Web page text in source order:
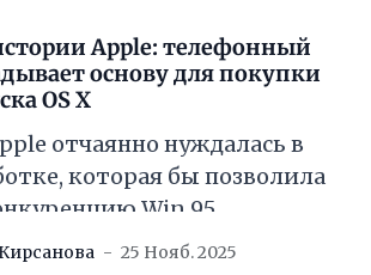
Apple: телефонный
основу для покупки
OS X
отчаянно нуждалась в
которая бы позволила
Win 95
25 Нояб. 2025